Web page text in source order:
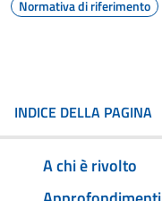
Normativa di riferimento
INDICE DELLA PAGINA
A chi è rivolto